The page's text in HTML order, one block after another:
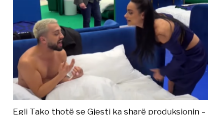
Egli Tako thotë se Gjesti ka sharë produksionin –